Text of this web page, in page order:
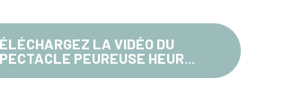
LA VIDÉO DU
PEUREUSE HEUR...